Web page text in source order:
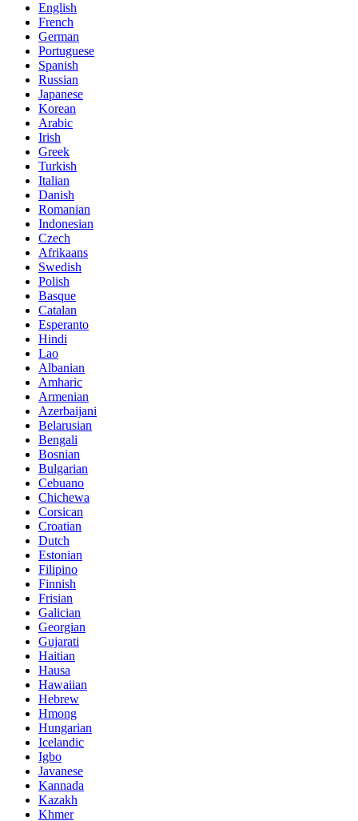
English
French
German
Portuguese
Spanish
Russian
Japanese
Korean
Arabic
Irish
Greek
Turkish
Italian
Danish
Romanian
Indonesian
Czech
Afrikaans
Swedish
Polish
Basque
Catalan
Esperanto
Hindi
Lao
Albanian
Amharic
Armenian
Azerbaijani
Belarusian
Bengali
Bosnian
Bulgarian
Cebuano
Chichewa
Corsican
Croatian
Dutch
Estonian
Filipino
Finnish
Frisian
Galician
Georgian
Gujarati
Haitian
Hausa
Hawaiian
Hebrew
Hmong
Hungarian
Icelandic
Igbo
Javanese
Kannada
Kazakh
Khmer